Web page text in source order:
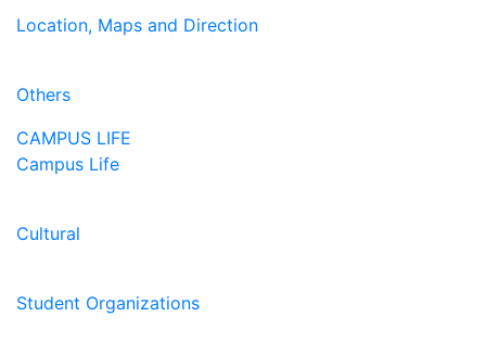
Location, Maps and Direction
Others
CAMPUS LIFE
Campus Life
Cultural
Student Organizations